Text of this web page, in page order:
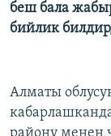
беш бала
бийлик
Алматы